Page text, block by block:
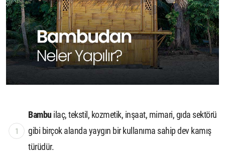
Bambu ilaç, tekstil, kozmetik, inşaat, mimari, gıda sektörü
gibi birçok alanda yaygın bir kullanıma sahip dev kamış
türüdür.